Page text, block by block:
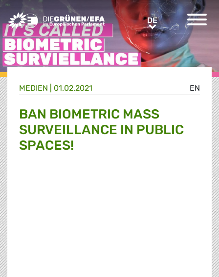
Greens/EFA Home DEDE
EN
MEDIEN 01.02.2021
BAN BIOMETRIC MASS
SURVEILLANCE IN PUBLIC
SPACES!